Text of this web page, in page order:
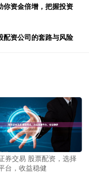
你资金倍增，把握投资
配资公司的套路与风险
券交易 股票配资，选择
台，收益稳健